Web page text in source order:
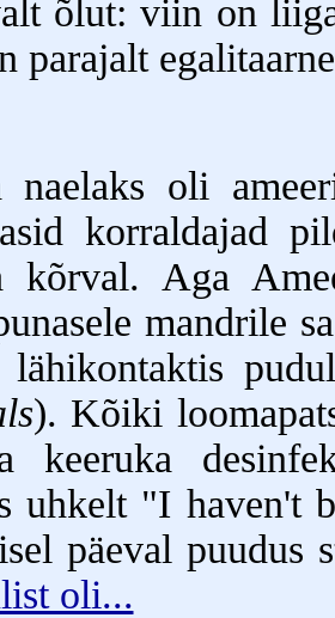
õlut: viin on
parajalt
naelaks oli
korraldajad
kõrval. Aga
mandrile
lähikontaktis
). Kõiki
keeruka
uhkelt "I haven't
päeval
oli...